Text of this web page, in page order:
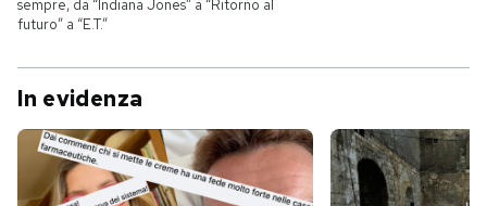
sempre, da “Indiana Jones” a “Ritorno al
futuro” a “E.T.”
In evidenza